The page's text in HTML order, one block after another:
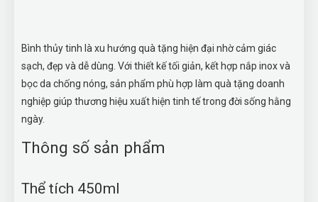
Bình thủy tinh là xu hướng quà tặng hiện đại nhờ cảm giác
sạch, đẹp và dễ dùng. Với thiết kế tối giản, kết hợp nắp inox và
bọc da chống nóng, sản phẩm phù hợp làm quà tặng doanh
nghiệp giúp thương hiệu xuất hiện tinh tế trong đời sống hằng
ngày.
Thông số sản phẩm
Thể tích 450ml